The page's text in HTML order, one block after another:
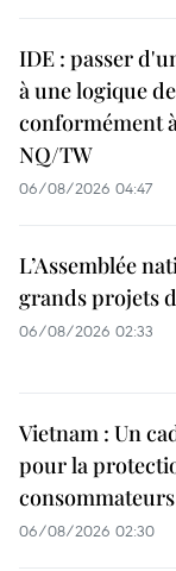
IDE : passer
à une logique
conformément
NQ/TW
06/08/2026 04:47
L’Assemblée
grands projets
06/08/2026 02:33
Vietnam : Un
pour la
consommateurs
06/08/2026 02:30